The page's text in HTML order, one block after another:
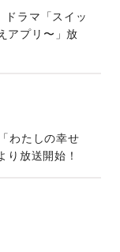
ラマ「スイッ
アプリ〜」放
わたしの幸せ
り放送開始！